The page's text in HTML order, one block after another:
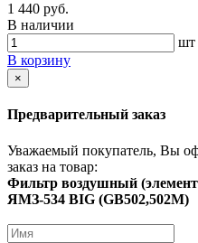
1 440 руб.
В наличии
шт
В корзину
×
Предварительный заказ
Уважаемый покупатель, Вы
заказ на товар:
Фильтр воздушный
ЯМЗ-534 BIG (GB502,502M)